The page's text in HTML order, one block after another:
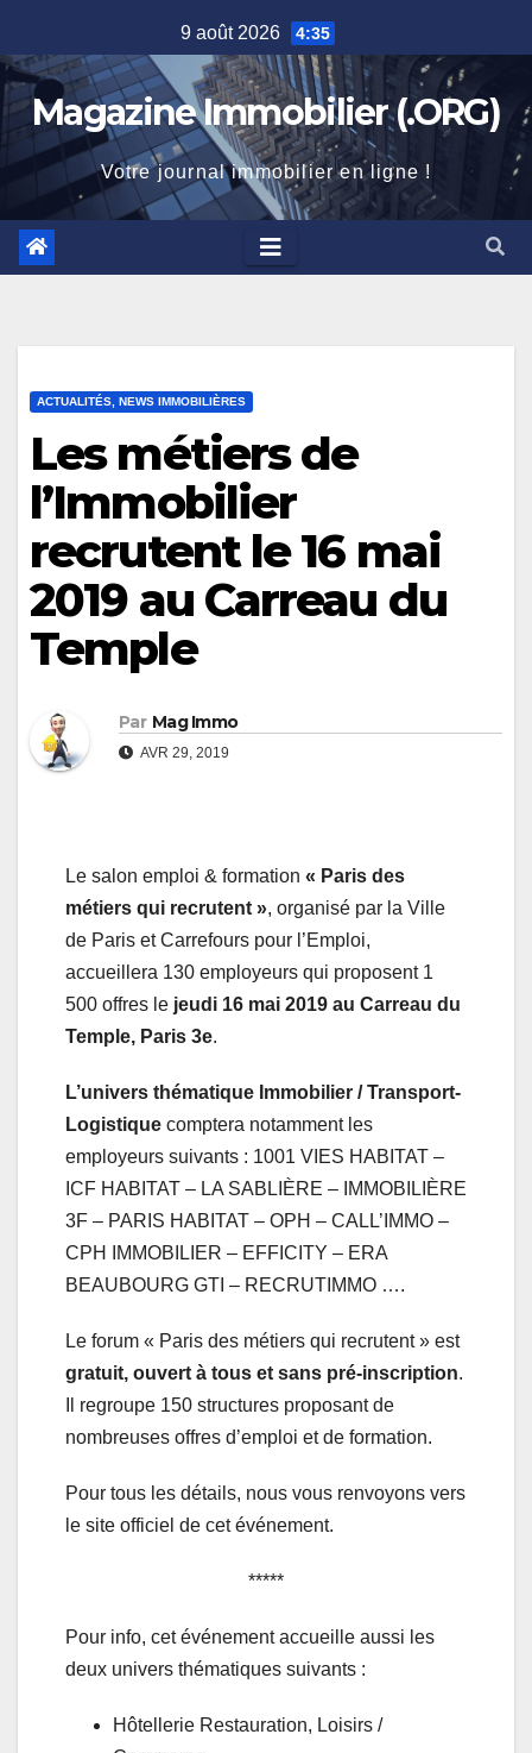
to
content
9 août 2026 4:35
Magazine Immobilier (.ORG)
Votre journal immobilier en ligne !
ACTUALITÉS, NEWS IMMOBILIÈRES
Les métiers de
l’Immobilier
recrutent le 16 mai
2019 au Carreau du
Temple
Par Mag Immo
AVR 29, 2019
Le salon emploi & formation « Paris des
métiers qui recrutent », organisé par la Ville
de Paris et Carrefours pour l’Emploi,
accueillera 130 employeurs qui proposent 1
500 offres le jeudi 16 mai 2019 au Carreau du
Temple, Paris 3e.
L’univers thématique Immobilier / Transport-
Logistique comptera notamment les
employeurs suivants : 1001 VIES HABITAT –
ICF HABITAT – LA SABLIÈRE – IMMOBILIÈRE
3F – PARIS HABITAT – OPH – CALL’IMMO –
CPH IMMOBILIER – EFFICITY – ERA
BEAUBOURG GTI – RECRUTIMMO ….
Le forum « Paris des métiers qui recrutent » est
gratuit, ouvert à tous et sans pré-inscription.
Il regroupe 150 structures proposant de
nombreuses offres d’emploi et de formation.
Pour tous les détails, nous vous renvoyons vers
le site officiel de cet événement.
*****
Pour info, cet événement accueille aussi les
deux univers thématiques suivants :
Hôtellerie Restauration, Loisirs /